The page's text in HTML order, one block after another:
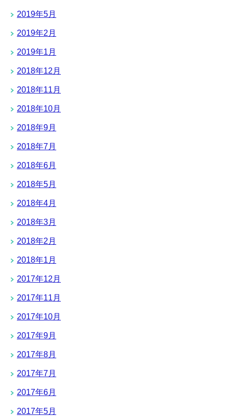
2019年5月
2019年2月
2019年1月
2018年12月
2018年11月
2018年10月
2018年9月
2018年7月
2018年6月
2018年5月
2018年4月
2018年3月
2018年2月
2018年1月
2017年12月
2017年11月
2017年10月
2017年9月
2017年8月
2017年7月
2017年6月
2017年5月